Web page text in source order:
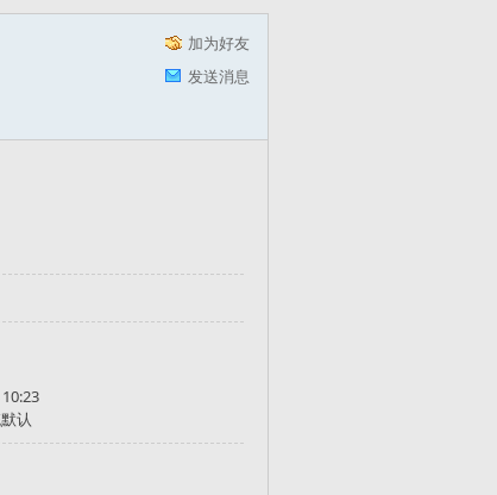
加为好友
发送消息
认